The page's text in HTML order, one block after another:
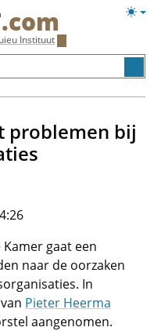
.com
Instituut
problemen bij
Kamer gaat een
naar de oorzaken
In
Pieter Heerma
aangenomen.